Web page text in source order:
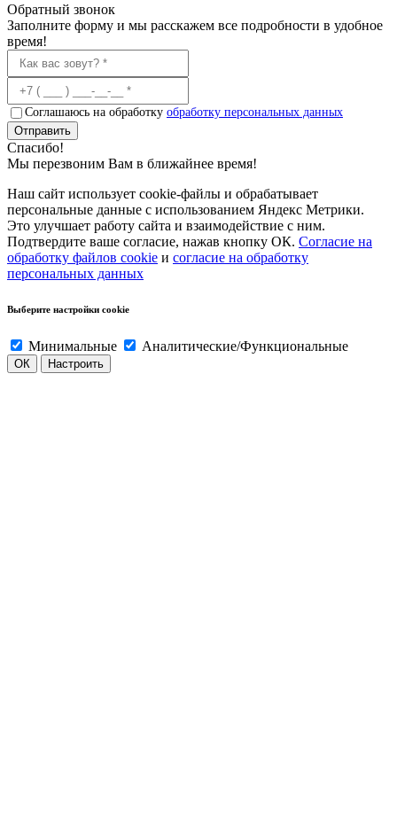
Обратный звонок
Заполните форму и мы расскажем все подробности в удобное
время!
Соглашаюсь на обработку обработку персональных данных
Отправить
Спасибо!
Мы перезвоним Вам в ближайнее время!
Наш сайт использует cookie-файлы и обрабатывает
персональные данные с использованием Яндекс Метрики.
Это улучшает работу сайта и взаимодействие с ним.
Подтвердите ваше согласие, нажав кнопку ОК. Согласие на
обработку файлов cookie и согласие на обработку
персональных данных
Выберите настройки cookie
Минимальные Аналитические/Функциональные
ОК Настроить